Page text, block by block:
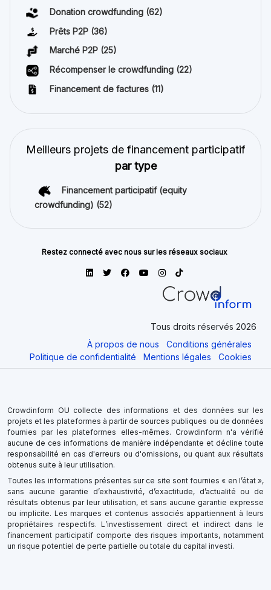
Donation crowdfunding (62)
Prêts P2P (36)
Marché P2P (25)
Récompenser le crowdfunding (22)
Financement de factures (11)
Meilleurs projets de financement participatif
par type
Financement participatif (equity
crowdfunding) (52)
Restez connecté avec nous sur les réseaux sociaux
Tous droits réservés 2026
À propos de nous
Conditions générales
Politique de confidentialité
Mentions légales Cookies
Crowdinform OU collecte des informations et des données sur les
projets et les plateformes à partir de sources publiques ou de données
fournies par les plateformes elles-mêmes. Crowdinform n'a vérifié
aucune de ces informations de manière indépendante et décline toute
responsabilité en cas d'erreurs ou d'omissions, ou quant aux résultats
obtenus suite à leur utilisation.
Toutes les informations présentes sur ce site sont fournies « en l’état »,
sans aucune garantie d’exhaustivité, d’exactitude, d’actualité ou de
résultats obtenus par leur utilisation, et sans aucune garantie expresse
ou implicite. Les marques et contenus associés appartiennent à leurs
propriétaires respectifs. L’investissement direct et indirect dans le
financement participatif comporte des risques importants, notamment
un risque potentiel de perte partielle ou totale du capital investi.